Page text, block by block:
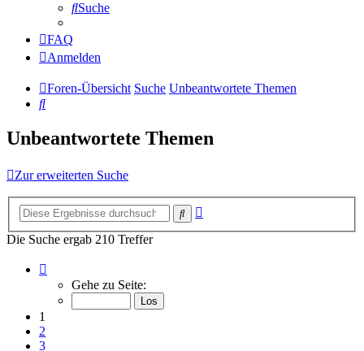
Suche
FAQ
Anmelden
Foren-Übersicht Suche Unbeantwortete Themen
Suche
Unbeantwortete Themen
Zur erweiterten Suche
Suche
Die Suche ergab 210 Treffer
von
Gehe zu Seite:
1
2
3